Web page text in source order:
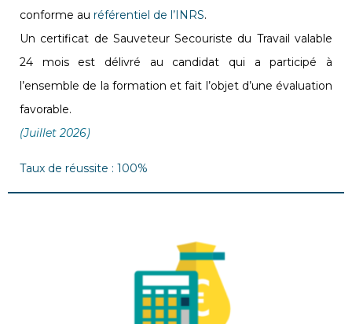
conforme au référentiel de l’INRS.
Un certificat de Sauveteur Secouriste du Travail valable
24 mois est délivré au candidat qui a participé à
l’ensemble de la formation et fait l’objet d’une évaluation
favorable.
(Juillet 2026)
Taux de réussite : 100%